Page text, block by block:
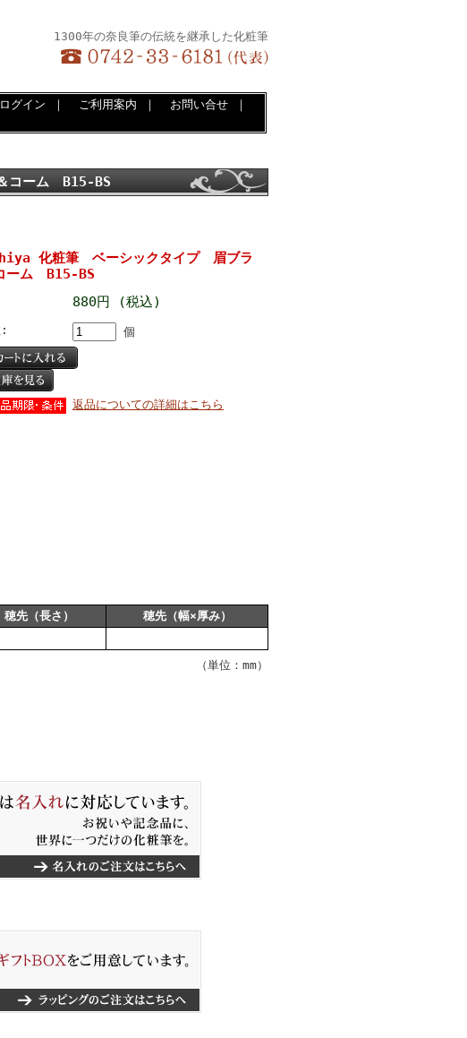
1300年の奈良筆の伝統を継承した化粧筆
グイン ｜ ご利用案内 ｜ お問い合せ｜
コーム B15-BS
化粧筆 ベーシックタイプ 眉ブラ
ーム B15-BS
880円 (税込)
: 個
返品についての詳細はこちら
穂先（長さ）
穂先（幅×厚み）
（単位：mm）